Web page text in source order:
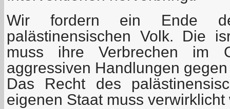
Wir fordern ein Ende
palästinensischen Volk. Die
muss ihre Verbrechen im
aggressiven Handlungen
Das Recht des
eigenen Staat muss verwirklicht